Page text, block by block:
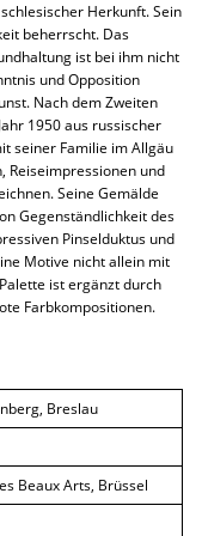
Herkunft. Sein
beherrscht. Das
ist bei ihm nicht
und Opposition
Nach dem Zweiten
1950 aus russischer
seiner Familie im Allgäu
Reiseimpressionen und
Seine Gemälde
Gegenständlichkeit des
Pinselduktus und
Motive nicht allein mit
ist ergänzt durch
Farbkompositionen.
Breslau
Beaux Arts, Brüssel